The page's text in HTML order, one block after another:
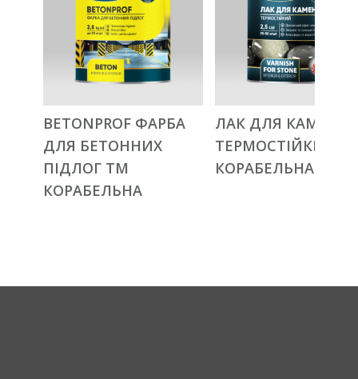
BETONPROF ФАРБА
ДЛЯ БЕТОННИХ
ПІДЛОГ ТМ
КОРАБЕЛЬНА
ЛАК ДЛЯ КАМЕНЮ
ТЕРМОСТІЙКИЙ
КОРАБЕЛЬНА